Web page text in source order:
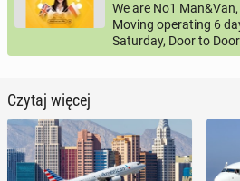
We are No1
Moving operating 6
Saturday, Door to
Czytaj więcej